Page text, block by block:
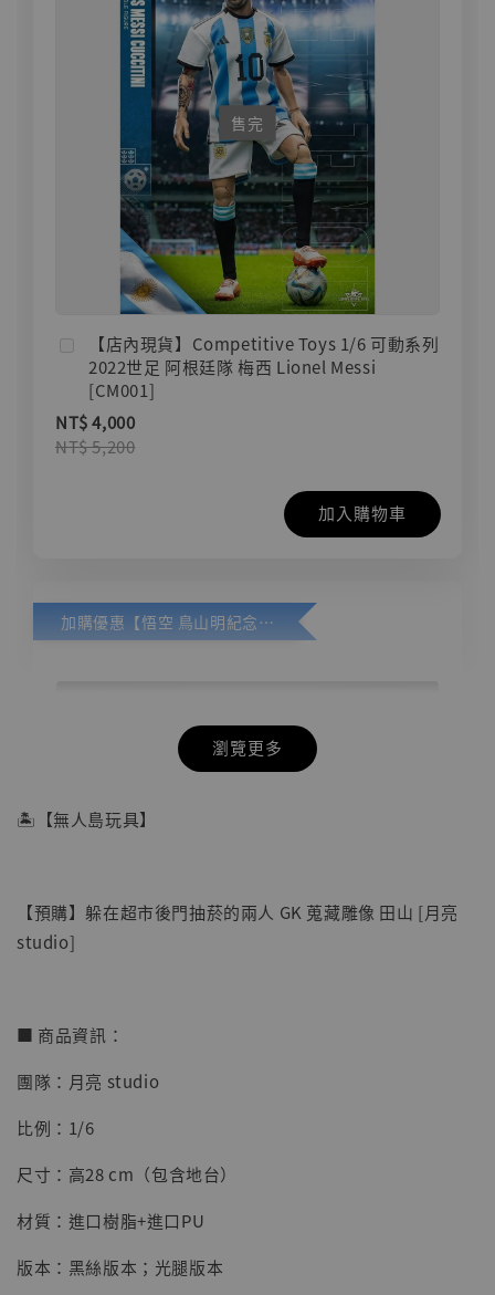
售完
【店內現貨】Competitive Toys 1/6 可動系列
2022世足 阿根廷隊 梅西 Lionel Messi
[CM001]
NT$ 4,000
NT$ 5,200
加入購物車
加購優惠【悟空 鳥山明紀念款 [奇蹟工作室]】
【店內現貨】七龍珠 系列蒐藏雕像 悟空 鳥山
明紀念款 [奇蹟工作室]
NT$ 5,580
瀏覽更多
🏝【無人島玩具】
【預購】躲在超市後門抽菸的兩人 GK 蒐藏雕像 田山 [月亮
studio]
■ 商品資訊：
團隊：月亮 studio
比例：1/6
尺寸：高28 cm（包含地台）
材質：進口樹脂+進口PU
版本：黑絲版本；光腿版本